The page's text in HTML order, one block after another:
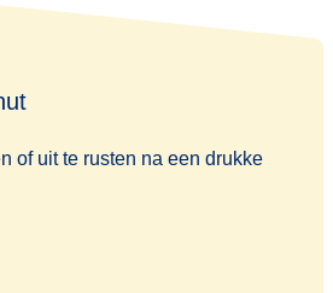
of uit te rusten na een drukke